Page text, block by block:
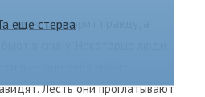
еще стерва
кто говорит правду, а
в спину. Некоторые люди
– они тебя любят,
Лесть они проглатывают